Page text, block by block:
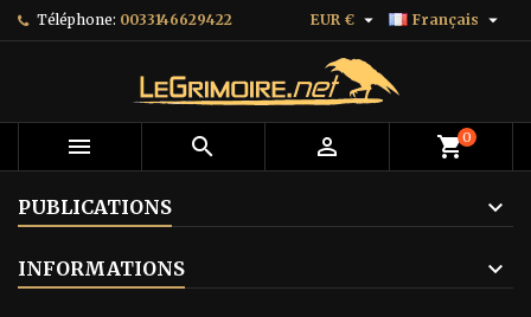
Téléphone: 0033146629422 Français 
EUR € 
   shopping_cart0
PUBLICATIONS
INFORMATIONS